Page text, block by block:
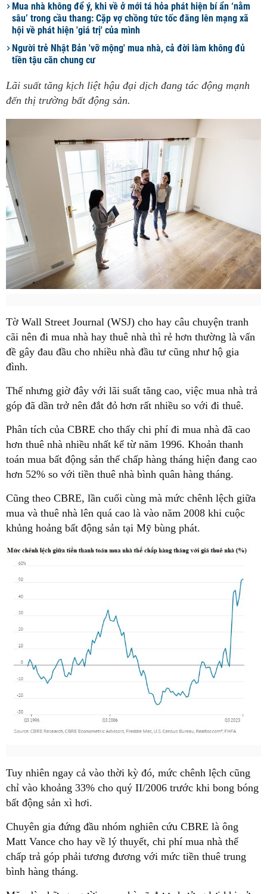
Mua nhà không để ý, khi về ở mới tá hỏa phát hiện bí ẩn ‘nằm
sâu’ trong cầu thang: Cặp vợ chồng tức tốc đăng lên mạng xã
hội về phát hiện 'giá trị' của mình
Người trẻ Nhật Bản 'vỡ mộng' mua nhà, cả đời làm không đủ
tiền tậu căn chung cư
Lãi suất tăng kịch liệt hậu đại dịch đang tác động mạnh
đến thị trường bất động sản.
Tờ Wall Street Journal (WSJ) cho hay câu chuyện tranh
cãi nên đi mua nhà hay thuê nhà thì rẻ hơn thường là vấn
đề gây đau đầu cho nhiều nhà đầu tư cũng như hộ gia
đình.
Thế nhưng giờ đây với lãi suất tăng cao, việc mua nhà trả
góp đã dần trở nên đắt đỏ hơn rất nhiều so với đi thuê.
Phân tích của CBRE cho thấy chi phí đi mua nhà đã cao
hơn thuê nhà nhiều nhất kể từ năm 1996. Khoản thanh
toán mua bất động sản thế chấp hàng tháng hiện đang cao
hơn 52% so với tiền thuê nhà bình quân hàng tháng.
Cũng theo CBRE, lần cuối cùng mà mức chênh lệch giữa
mua và thuê nhà lên quá cao là vào năm 2008 khi cuộc
khủng hoảng bất động sản tại Mỹ bùng phát.
Tuy nhiên ngay cả vào thời kỳ đó, mức chênh lệch cũng
chỉ vào khoảng 33% cho quý II/2006 trước khi bong bóng
bất động sản xì hơi.
Chuyên gia đứng đầu nhóm nghiên cứu CBRE là ông
Matt Vance cho hay về lý thuyết, chi phí mua nhà thế
chấp trả góp phải tương đương với mức tiền thuê trung
bình hàng tháng.